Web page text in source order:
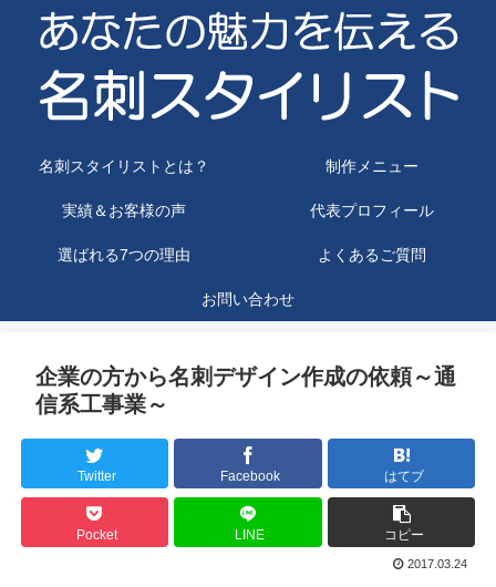
名刺スタイリストとは？ 制作メニュー
実績＆お客様の声 代表プロフィール
選ばれる7つの理由 よくあるご質問
お問い合わせ
企業の方から名刺デザイン作成の依頼～通
信系工事業～
Twitter Facebook はてブ
Pocket LINE コピー
2017.03.24